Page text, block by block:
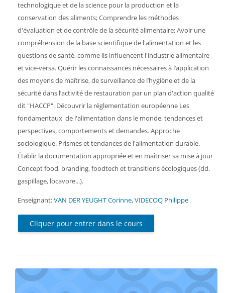
technologique et de la science pour la production et la
conservation des aliments; Comprendre les méthodes
d'évaluation et de contrôle de la sécurité alimentaire; Avoir une
compréhension de la base scientifique de l'alimentation et les
questions de santé, comme ils influencent l'industrie alimentaire
et vice-versa. Quérir les connaissances nécessaires à l’application
des moyens de maîtrise, de surveillance de l’hygiène et de la
sécurité dans l’activité de restauration par un plan d'action qualité
dit "HACCP". Découvrir la réglementation européenne Les
fondamentaux de l'alimentation dans le monde, tendances et
perspectives, comportements et demandes. Approche
sociologique. Prismes et tendances de l'alimentation durable.
Établir la documentation appropriée et en maîtriser sa mise à jour
Concept food, branding, foodtech et transitions écologiques (dd,
gaspillage, locavore...).
Enseignant:VAN DER YEUGHT Corinne,VIDECOQ Philippe
Cliquer pour entrer dans le cours